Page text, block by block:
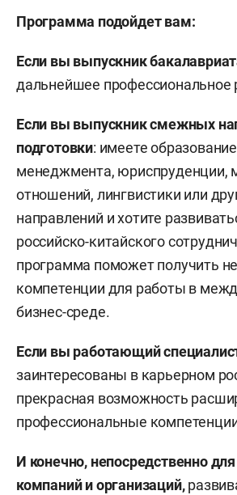
Программа подойдет вам:
Если вы выпускник
дальнейшее профессиональное
Если вы выпускник смежных
подготовки: имеете
менеджмента, юриспруденции,
отношений, лингвистики или
направлений и хотите
российско-китайского
программа поможет получить
компетенции для работы в
бизнес-среде.
Если вы работающий
заинтересованы в карьерном
прекрасная возможность
профессиональные
И конечно, непосредственно
компаний и организаций,